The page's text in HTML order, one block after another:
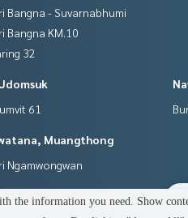
Bangna - Suvarnabhumi
Bangna KM.10
32
61
Muangthong
Ngamwongwan
the information you need. Show